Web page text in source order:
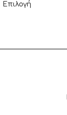
Επιλογή